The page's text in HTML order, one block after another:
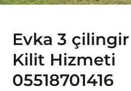
Evka 3
Kilit Hizmeti
05518701416